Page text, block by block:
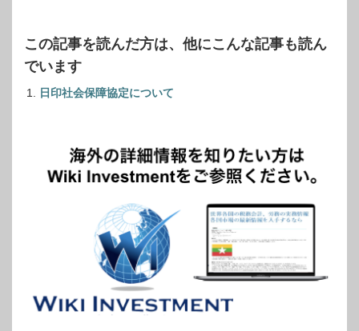
この記事を読んだ方は、他にこんな記事も読ん
でいます
日印社会保障協定について